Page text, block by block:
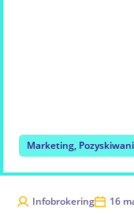
Marketing,
Infobrokering 16